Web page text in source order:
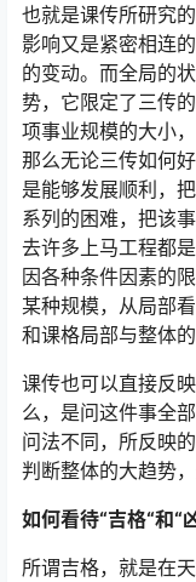
也就是课传所研究
影响又是紧密相连
的变动。而全局的
势，它限定了三传
项事业规模的大小
那么无论三传如何
是能够发展顺利，
系列的困难，把该
去许多上马工程都
因各种条件因素的
某种规模，从局部
和课格局部与整体的
课传也可以直接反
么，是问这件事全
问法不同，所反映
判断整体的大趋势
如何看待“吉格“和“
所谓吉格，就是在